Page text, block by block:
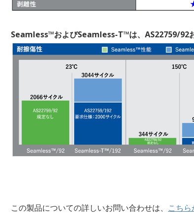
Seamless™およびSeamless-T™は、AS22759/92
この製品についての詳しいお問い合わせは、 こちら